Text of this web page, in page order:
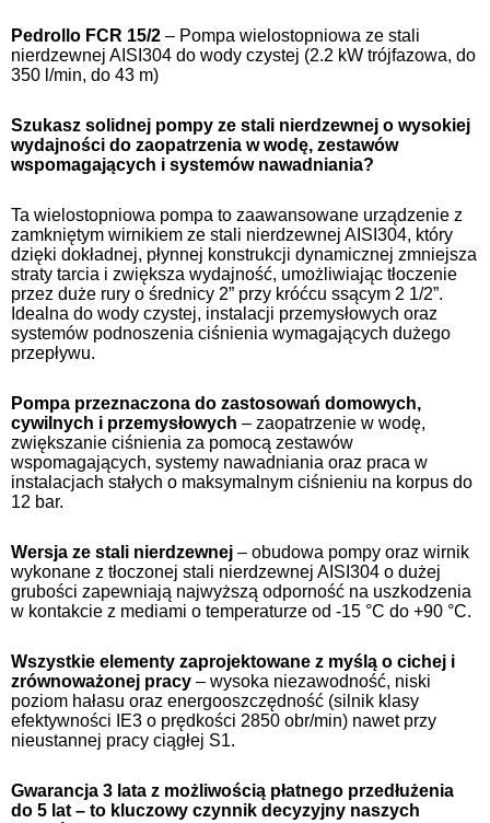
Pedrollo FCR 15/2 – Pompa wielostopniowa ze stali
nierdzewnej AISI304 do wody czystej (2.2 kW trójfazowa, do
350 l/min, do 43 m)
Szukasz solidnej pompy ze stali nierdzewnej o wysokiej
wydajności do zaopatrzenia w wodę, zestawów
wspomagających i systemów nawadniania?
Ta wielostopniowa pompa to zaawansowane urządzenie z
zamkniętym wirnikiem ze stali nierdzewnej AISI304, który
dzięki dokładnej, płynnej konstrukcji dynamicznej zmniejsza
straty tarcia i zwiększa wydajność, umożliwiając tłoczenie
przez duże rury o średnicy 2” przy króćcu ssącym 2 1/2”.
Idealna do wody czystej, instalacji przemysłowych oraz
systemów podnoszenia ciśnienia wymagających dużego
przepływu.
Pompa przeznaczona do zastosowań domowych,
cywilnych i przemysłowych – zaopatrzenie w wodę,
zwiększanie ciśnienia za pomocą zestawów
wspomagających, systemy nawadniania oraz praca w
instalacjach stałych o maksymalnym ciśnieniu na korpus do
12 bar.
Wersja ze stali nierdzewnej – obudowa pompy oraz wirnik
wykonane z tłoczonej stali nierdzewnej AISI304 o dużej
grubości zapewniają najwyższą odporność na uszkodzenia
w kontakcie z mediami o temperaturze od -15 °C do +90 °C.
Wszystkie elementy zaprojektowane z myślą o cichej i
zrównoważonej pracy – wysoka niezawodność, niski
poziom hałasu oraz energooszczędność (silnik klasy
efektywności IE3 o prędkości 2850 obr/min) nawet przy
nieustannej pracy ciągłej S1.
Gwarancja 3 lata z możliwością płatnego przedłużenia
do 5 lat – to kluczowy czynnik decyzyjny naszych